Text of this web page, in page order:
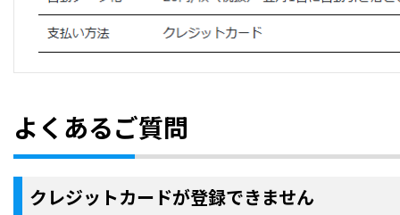
よくあるご質問
クレジットカードが登録できません